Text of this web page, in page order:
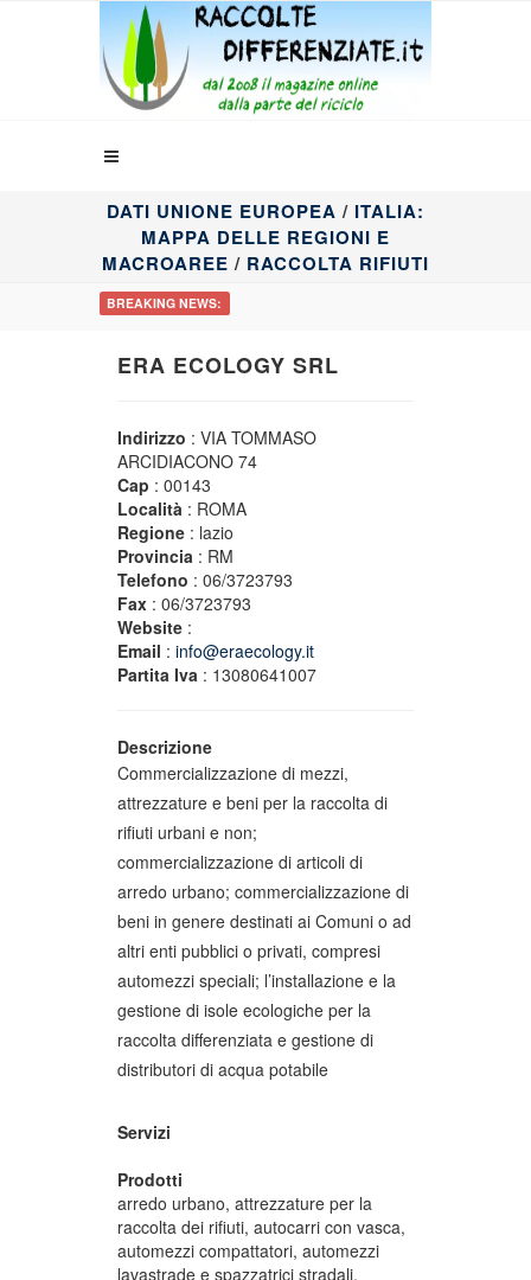
DATI UNIONE EUROPEA / ITALIA:
MAPPA DELLE REGIONI E
MACROAREE / RACCOLTA RIFIUTI
BREAKING NEWS:
ERA ECOLOGY SRL
Indirizzo : VIA TOMMASO
ARCIDIACONO 74
Cap : 00143
Località : ROMA
Regione : lazio
Provincia : RM
Telefono : 06/3723793
Fax : 06/3723793
Website :
Email : info@eraecology.it
Partita Iva : 13080641007
Descrizione
Commercializzazione di mezzi,
attrezzature e beni per la raccolta di
rifiuti urbani e non;
commercializzazione di articoli di
arredo urbano; commercializzazione di
beni in genere destinati ai Comuni o ad
altri enti pubblici o privati, compresi
automezzi speciali; l’installazione e la
gestione di isole ecologiche per la
raccolta differenziata e gestione di
distributori di acqua potabile
Servizi
Prodotti
arredo urbano, attrezzature per la
raccolta dei rifiuti, autocarri con vasca,
automezzi compattatori, automezzi
lavastrade e spazzatrici stradali,